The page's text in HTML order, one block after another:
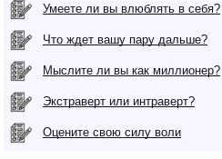
Умеете ли вы влюблять в себя?
Что ждет вашу пару дальше?
Мыслите ли вы как миллионер?
Экстраверт или интраверт?
Оцените свою силу воли